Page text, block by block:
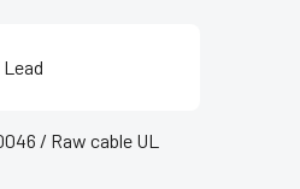
/ Raw cable UL